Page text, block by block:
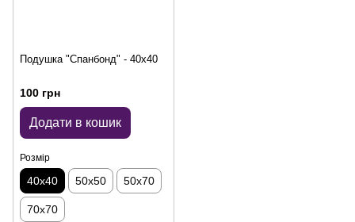
Подушка "Спанбонд" - 40x40
100 грн
Додати в кошик
Розмір
40х40 50х50 50х70
70х70